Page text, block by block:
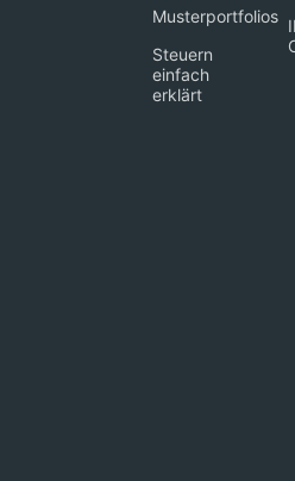
Musterportfolios
Steuern
einfach
erklärt